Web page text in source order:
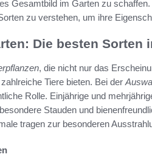
Gesamtbild im Garten zu
zu verstehen, um ihre
Die besten Sorten
, die nicht nur das
Tiere bieten. Bei der
Rolle. Einjährige und
Stauden und
tragen zur besonderen